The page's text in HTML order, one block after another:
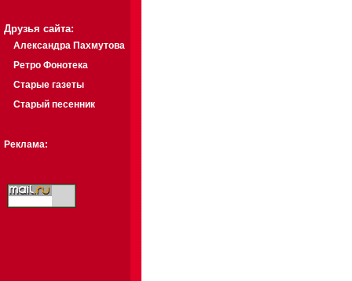
Друзья сайта:
Александра Пахмутова
Ретро Фонотека
Старые газеты
Старый песенник
Реклама: